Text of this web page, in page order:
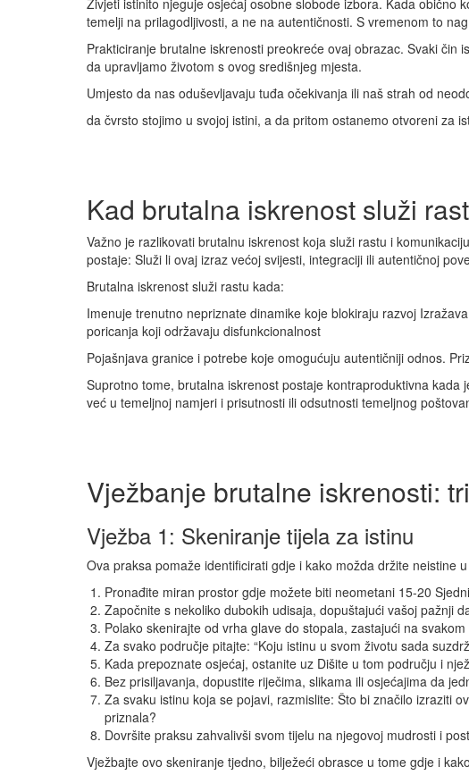
Živjeti istinito njeguje osjećaj osobne slobode izbora. Kada obično
temelji na prilagodljivosti, a ne na autentičnosti. S vremenom to
Prakticiranje brutalne iskrenosti preokreće ovaj obrazac. Svaki
da upravljamo životom s ovog središnjeg mjesta.
Umjesto da nas oduševljavaju tuđa očekivanja ili naš strah od
da čvrsto stojimo u svojoj istini, a da pritom ostanemo otvoreni za
Kad brutalna iskrenost služi
Važno je razlikovati brutalnu iskrenost koja služi rastu i
postaje: Služi li ovaj izraz većoj svijesti, integraciji ili autentičnoj
Brutalna iskrenost služi rastu kada:
Imenuje trenutno nepriznate dinamike koje blokiraju razvoj
poricanja koji održavaju disfunkcionalnost
Pojašnjava granice i potrebe koje omogućuju autentičniji odnos.
Suprotno tome, brutalna iskrenost postaje kontraproduktivna
već u temeljnoj namjeri i prisutnosti ili odsutnosti temeljnog
Vježbanje brutalne iskrenosti:
Vježba 1: Skeniranje tijela za istinu
Ova praksa pomaže identificirati gdje i kako možda držite neistine
Pronađite miran prostor gdje možete biti neometani 15-20
Započnite s nekoliko dubokih udisaja, dopuštajući vašoj pažnji
Polako skenirajte od vrha glave do stopala, zastajući na
Za svako područje pitajte: “Koju istinu u svom životu sada
Kada prepoznate osjećaj, ostanite uz Dišite u tom području i
Bez prisiljavanja, dopustite riječima, slikama ili osjećajima da
Za svaku istinu koja se pojavi, razmislite: Što bi značilo izraziti
priznala?
Dovršite praksu zahvalivši svom tijelu na njegovoj mudrosti i
Vježbajte ovo skeniranje tjedno, bilježeći obrasce u tome gdje i